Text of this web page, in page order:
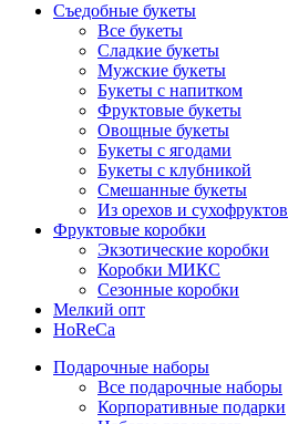
Съедобные букеты
Все букеты
Сладкие букеты
Мужские букеты
Букеты с напитком
Фруктовые букеты
Овощные букеты
Букеты с ягодами
Букеты с клубникой
Смешанные букеты
Из орехов и сухофруктов
Фруктовые коробки
Экзотические коробки
Коробки МИКС
Сезонные коробки
Мелкий опт
HoReCa
Подарочные наборы
Все подарочные наборы
Корпоративные подарки